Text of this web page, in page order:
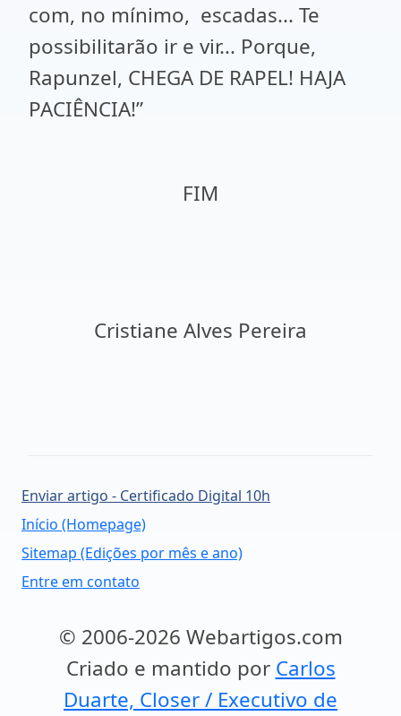
com, no mínimo, escadas... Te
possibilitarão ir e vir... Porque,
Rapunzel, CHEGA DE RAPEL! HAJA
PACIÊNCIA!”
FIM
Cristiane Alves Pereira
Enviar artigo - Certificado Digital 10h
Início (Homepage)
Sitemap (Edições por mês e ano)
Entre em contato
© 2006-2026 Webartigos.com
Criado e mantido por Carlos
Duarte, Closer / Executivo de